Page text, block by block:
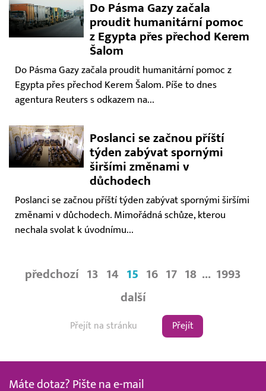
Do Pásma Gazy začala
proudit humanitární pomoc
z Egypta přes přechod Kerem
Šalom
Do Pásma Gazy začala proudit humanitární pomoc z
Egypta přes přechod Kerem Šalom. Píše to dnes
agentura Reuters s odkazem na...
Poslanci se začnou příští
týden zabývat spornými
širšími změnami v
důchodech
Poslanci se začnou příští týden zabývat spornými širšími
změnami v důchodech. Mimořádná schůze, kterou
nechala svolat k úvodnímu...
předchozí 13 14 15 16 17 18 ... 1993
další
Přejít
Máte dotaz? Pište na e-mail